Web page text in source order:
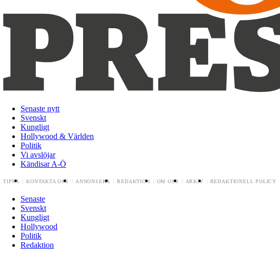
Senaste nytt
Svenskt
Kungligt
Hollywood & Världen
Politik
Vi avslöjar
Kändisar A-Ö
TIPSA KONTAKTA OSS ANNONSERA REDAKTION OM OSS ARKIV REDAKTIONELL POLICY
Senaste
Svenskt
Kungligt
Hollywood
Politik
Redaktion